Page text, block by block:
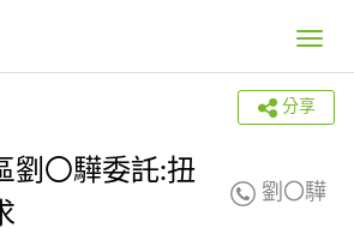
Toggle
分享
劉〇驊委託:扭
劉〇驊